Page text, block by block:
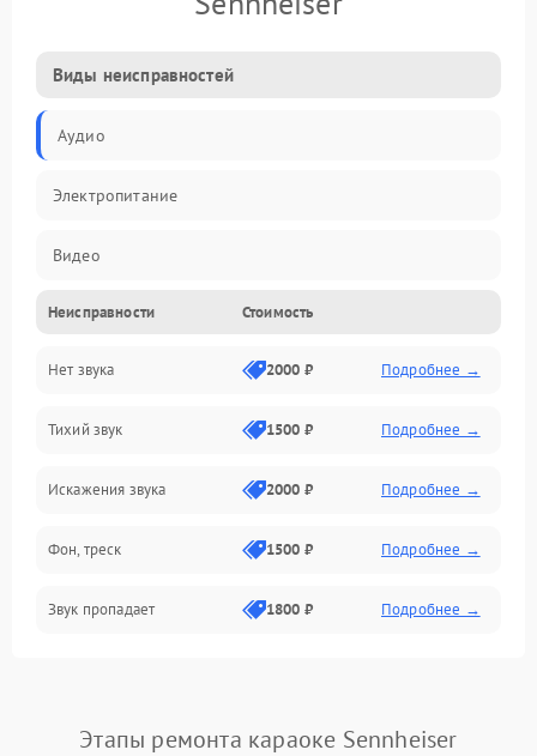
Виды неисправностей
Аудио
Электропитание
Видео
Электроника
Управление
ПО
Неисправности Стоимость
Нет звука 2000 ₽ Подробнее →
Тихий звук 1500 ₽ Подробнее →
Искажения звука 2000 ₽ Подробнее →
Фон, треск 1500 ₽ Подробнее →
Звук пропадает 1800 ₽ Подробнее →
Этапы ремонта караоке Sennheiser